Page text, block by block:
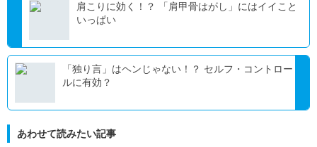
肩こりに効く！？ 「肩甲骨はがし」にはイイこと
いっぱい
「独り言」はヘンじゃない！？ セルフ・コントロー
ルに有効？
あわせて読みたい記事